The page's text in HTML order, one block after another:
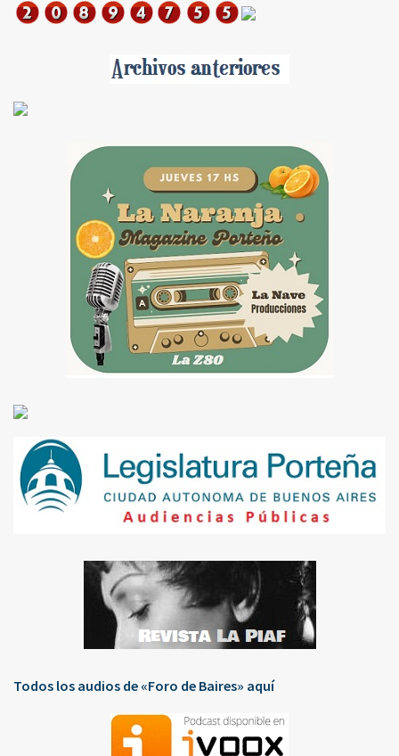
Todos los audios de «Foro de Baires» aquí